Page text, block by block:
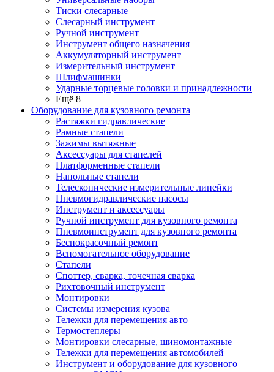
Тиски слесарные
Слесарный инструмент
Ручной инструмент
Инструмент общего назначения
Аккумуляторный инструмент
Измерительный инструмент
Шлифмашинки
Ударные торцевые головки и принадлежности
Ещё 8
Оборудование для кузовного ремонта
Растяжки гидравлические
Рамные стапели
Зажимы вытяжные
Аксессуары для стапелей
Платформенные стапели
Напольные стапели
Телескопические измерительные линейки
Пневмогидравлические насосы
Инструмент и аксессуары
Ручной инструмент для кузовного ремонта
Пневмоинструмент для кузовного ремонта
Беспокрасочный ремонт
Вспомогательное оборудование
Стапели
Споттер, сварка, точечная сварка
Рихтовочный инструмент
Монтировки
Системы измерения кузова
Тележки для перемещения авто
Термостеплеры
Монтировки слесарные, шиномонтажные
Тележки для перемещения автомобилей
Инструмент и оборудование для кузовного